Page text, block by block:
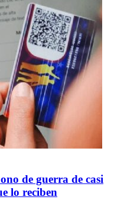
de guerra de casi
lo reciben